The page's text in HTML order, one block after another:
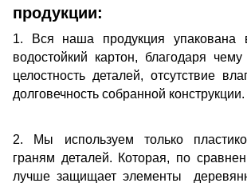
продукции:
1. Вся наша продукция упакована
водостойкий картон, благодаря чему
целостность деталей, отсутствие
долговечность собранной конструкции.
2. Мы используем только
граням деталей. Которая, по
лучше защищает элементы